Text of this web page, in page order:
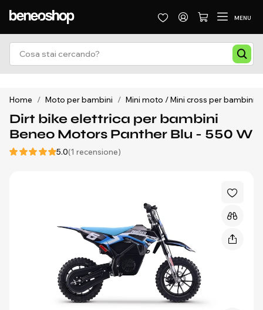
MENU
Home / Moto per bambini / Mini moto / Mini cross per bambini
Dirt bike elettrica per bambini
Beneo Motors Panther Blu - 550 W
5.0(1 recensione)